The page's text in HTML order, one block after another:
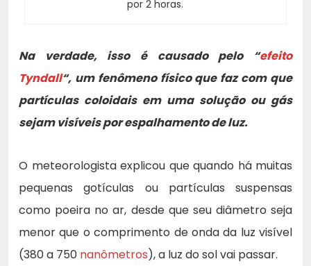
por 2 horas.
Na verdade, isso é causado pelo “efeito
Tyndall“, um fenômeno físico que faz com que
partículas coloidais em uma solução ou gás
sejam visíveis por espalhamento de luz.
O meteorologista explicou que quando há muitas
pequenas gotículas ou partículas suspensas
como poeira no ar, desde que seu diâmetro seja
menor que o comprimento de onda da luz visível
(380 a 750 nanômetros), a luz do sol vai passar.